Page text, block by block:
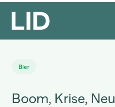
Bier
Boom, Krise,